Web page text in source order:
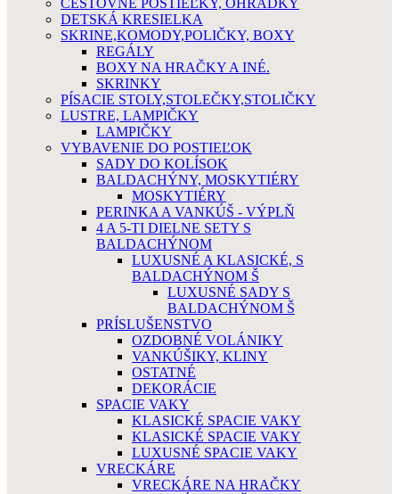
CESTOVNÉ POSTIEĽKY, OHRÁDKY
DETSKÁ KRESIELKA
SKRINE,KOMODY,POLIČKY, BOXY
REGÁLY
BOXY NA HRAČKY A INÉ.
SKRINKY
PÍSACIE STOLY,STOLEČKY,STOLIČKY
LUSTRE, LAMPIČKY
LAMPIČKY
VYBAVENIE DO POSTIEĽOK
SADY DO KOLÍSOK
BALDACHÝNY, MOSKYTIÉRY
MOSKYTIÉRY
PERINKA A VANKÚŠ - VÝPLŇ
4 A 5-TI DIELNE SETY S
BALDACHÝNOM
LUXUSNÉ A KLASICKÉ, S
BALDACHÝNOM Š
LUXUSNÉ SADY S
BALDACHÝNOM Š
PRÍSLUŠENSTVO
OZDOBNÉ VOLÁNIKY
VANKÚŠIKY, KLINY
OSTATNÉ
DEKORÁCIE
SPACIE VAKY
KLASICKÉ SPACIE VAKY
KLASICKÉ SPACIE VAKY
LUXUSNÉ SPACIE VAKY
VRECKÁRE
VRECKÁRE NA HRAČKY